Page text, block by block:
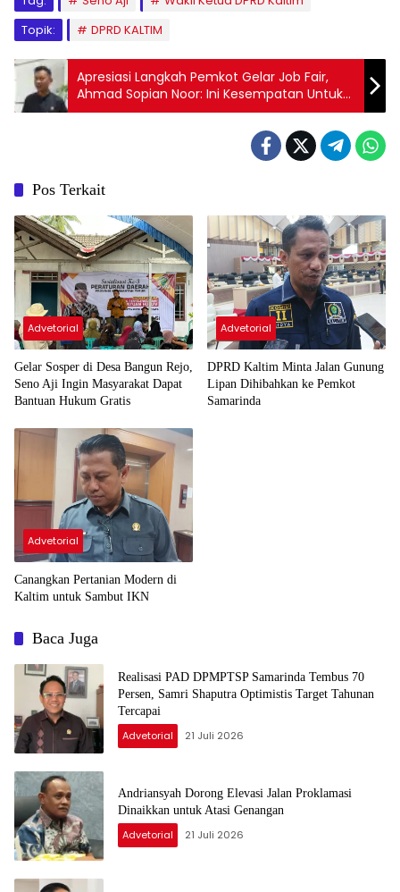
Topik:
DPRD KALTIM
Apresiasi Langkah Pemkot Gelar Job Fair,
Ahmad Sopian Noor: Ini Kesempatan Untuk
Mendapatkan Pekerjaan
Pos Terkait
Advetorial
Gelar Sosper di Desa Bangun Rejo,
Seno Aji Ingin Masyarakat Dapat
Bantuan Hukum Gratis
Advetorial
DPRD Kaltim Minta Jalan Gunung
Lipan Dihibahkan ke Pemkot
Samarinda
Advetorial
Canangkan Pertanian Modern di
Kaltim untuk Sambut IKN
Baca Juga
Realisasi PAD DPMPTSP Samarinda Tembus 70
Persen, Samri Shaputra Optimistis Target Tahunan
Tercapai
Advetorial 21 Juli 2026
Andriansyah Dorong Elevasi Jalan Proklamasi
Dinaikkan untuk Atasi Genangan
Advetorial 21 Juli 2026